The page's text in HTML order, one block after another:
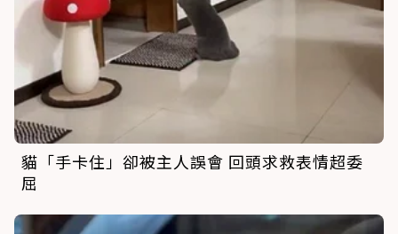
貓「手卡住」卻被主人誤會 回頭求救表情超委
屈